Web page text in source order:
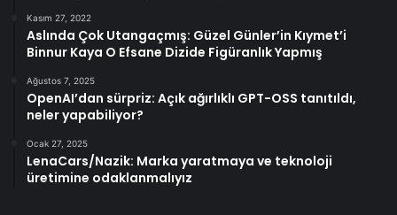
Kasım 27, 2022
Aslında Çok Utangaçmış: Güzel Günler’in Kıymet’i
Binnur Kaya O Efsane Dizide Figüranlık Yapmış
Ağustos 7, 2025
OpenAI’dan sürpriz: Açık ağırlıklı GPT-OSS tanıtıldı,
neler yapabiliyor?
Ocak 27, 2025
LenaCars/Nazik: Marka yaratmaya ve teknoloji
üretimine odaklanmalıyız